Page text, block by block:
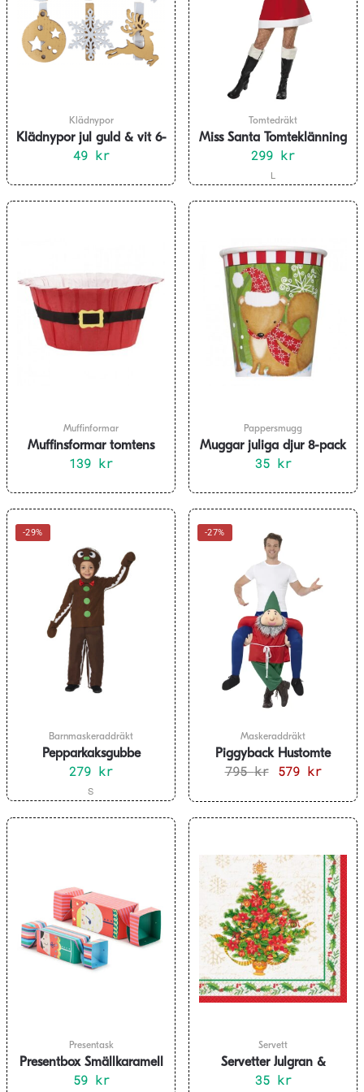
alternativen
kan
väljas
alternativen
kan
väljas
på
produktsidan
Klädnypor
Klädnypor jul guld & vit 6-
pack
49 kr
Tomtedräkt
Miss Santa Tomteklänning
299 kr
flera
varianter.
De
olika
alternativen
kan
väljas
L
Muffinformar
Muffinsformar tomtens
bälte 12-pack
139 kr
Pappersmugg
Muggar juliga djur 8-pack
35 kr
-29%
Barnmaskeraddräkt
Pepparkaksgubbe
Maskeraddräkt Barn
279 kr
Den
De
olika
alternativen
kan
S
-27%
Maskeraddräkt
Piggyback Hustomte
Maskeraddräkt – Onesize
795kr
Det
priset
579 krDet
priset
Presentask
Presentbox Smällkaramell
2-pack
59 kr
Servett
Servetter Julgran &
Julstjärna 16-pack
35 kr